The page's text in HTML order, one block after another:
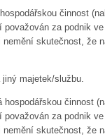
činnost
za podnik
skutečnost, že
majetek/službu.
činnost
za podnik
skutečnost, že